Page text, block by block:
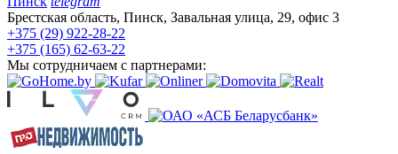
Брестская область, Пинск, Завальная улица, 29, офис 3
+375 (29) 922-28-22
+375 (165) 62-63-22
Мы сотрудничаем с партнерами: